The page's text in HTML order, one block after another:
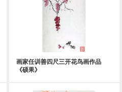
画家任训善四尺三开花鸟画作品
《硕果》